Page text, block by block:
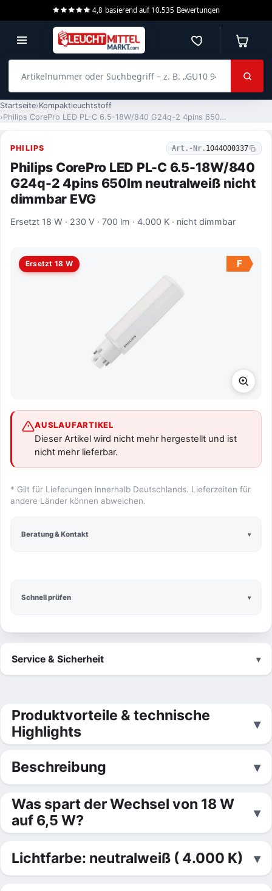
4,8 basierend auf 10.535 Bewertungen
Merkzettel
Startseite Kompaktleuchtstoff
Philips CorePro LED PL-C 6.5-18W/840 G24q-2 4pins 650lm neutralweiß nicht dimmbar EVG
PHILIPS Art.-Nr. 1044000337
Philips CorePro LED PL-C 6.5-18W/840
G24q-2 4pins 650lm neutralweiß nicht
dimmbar EVG
Ersetzt 18 W · 230 V · 700 lm · 4.000 K · nicht dimmbar
Ersetzt 18 W F
Schnell prüfen
AUSLAUFARTIKEL
Dieser Artikel wird nicht mehr hergestellt und ist
nicht mehr lieferbar.
* Gilt für Lieferungen innerhalb Deutschlands. Lieferzeiten für
andere Länder können abweichen.
Beratung & Kontakt
Service & Sicherheit
Produktvorteile & technische
Highlights
Beschreibung
Was spart der Wechsel von 18 W
auf 6,5 W?
Lichtfarbe: neutralweiß ( 4.000 K)